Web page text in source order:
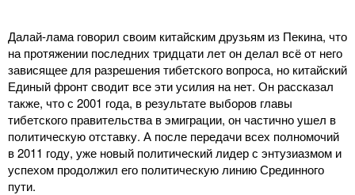
Далай-лама говорил своим китайским друзьям из Пекина, что
на протяжении последних тридцати лет он делал всё от него
зависящее для разрешения тибетского вопроса, но китайский
Единый фронт сводит все эти усилия на нет. Он рассказал
также, что с 2001 года, в результате выборов главы
тибетского правительства в эмиграции, он частично ушел в
политическую отставку. А после передачи всех полномочий
в 2011 году, уже новый политический лидер с энтузиазмом и
успехом продолжил его политическую линию Срединного
пути.